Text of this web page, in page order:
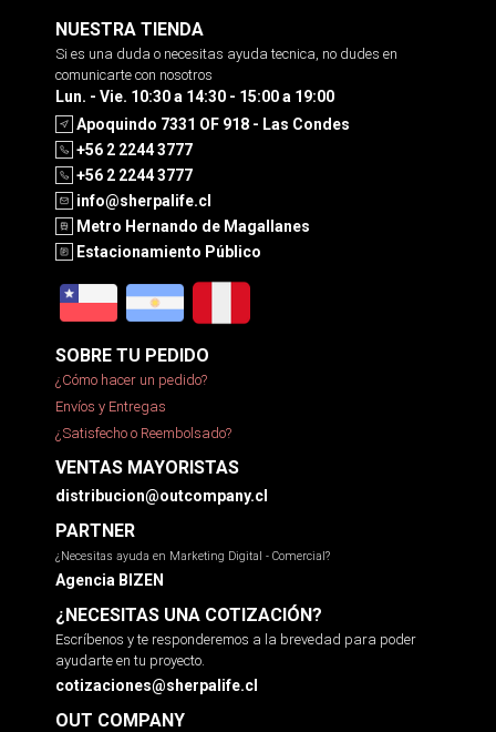
NUESTRA TIENDA
Si es una duda o necesitas ayuda tecnica, no dudes en
comunicarte con nosotros
Lun. - Vie. 10:30 a 14:30 - 15:00 a 19:00
Apoquindo 7331 OF 918 - Las Condes
+56 2 2244 3777
+56 2 2244 3777
info@sherpalife.cl
Metro Hernando de Magallanes
Estacionamiento Público
SOBRE TU PEDIDO
¿Cómo hacer un pedido?
Envíos y Entregas
¿Satisfecho o Reembolsado?
VENTAS MAYORISTAS
distribucion@outcompany.cl
PARTNER
¿Necesitas ayuda en Marketing Digital - Comercial?
Agencia BIZEN
¿NECESITAS UNA COTIZACIÓN?
Escríbenos y te responderemos a la brevedad para poder
ayudarte en tu proyecto.
cotizaciones@sherpalife.cl
OUT COMPANY